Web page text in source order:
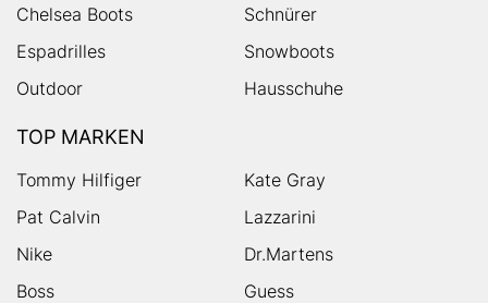
Chelsea Boots
Schnürer
Espadrilles
Snowboots
Outdoor
Hausschuhe
TOP MARKEN
Tommy Hilfiger
Kate Gray
Pat Calvin
Lazzarini
Nike
Dr.Martens
Boss
Guess